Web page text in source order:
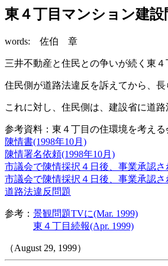
東４丁目マンション建設
words: 佐伯 章
三井不動産と住民との争いが続く東
住民側が道路法違反を訴えてから、
これに対し、住民側は、建設省に道
参考資料：東４丁目の住環境を考える
陳情書(1998年10月)
陳情署名依頼(1998年10月)
市議会で陳情採択４日後、事業承認
市議会で陳情採択４日後、事業承認
道路法違反問題
参考： 景観問題TVに(Mar. 1999)
東４丁目続報(Apr. 1999)
（August 29, 1999）